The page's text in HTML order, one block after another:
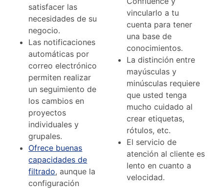
satisfacer las
necesidades de su
negocio.
Las notificaciones
automáticas por
correo electrónico
permiten realizar
un seguimiento de
los cambios en
proyectos
individuales y
grupales.
Ofrece buenas
capacidades de
filtrado, aunque la
configuración
vincularlo a tu
cuenta para tener
una base de
conocimientos.
La distinción entre
mayúsculas y
minúsculas requiere
que usted tenga
mucho cuidado al
crear etiquetas,
rótulos, etc.
El servicio de
atención al cliente es
lento en cuanto a
velocidad.